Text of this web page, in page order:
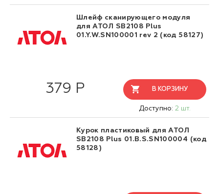
Шлейф сканирующего модуля
для АТОЛ SB2108 Plus
01.Y.W.SN100001 rev 2 (код 58127)
379 Р В КОРЗИНУ
Доступно: 2 шт.
Курок пластиковый для АТОЛ
SB2108 Plus 01.B.S.SN100004 (код
58128)